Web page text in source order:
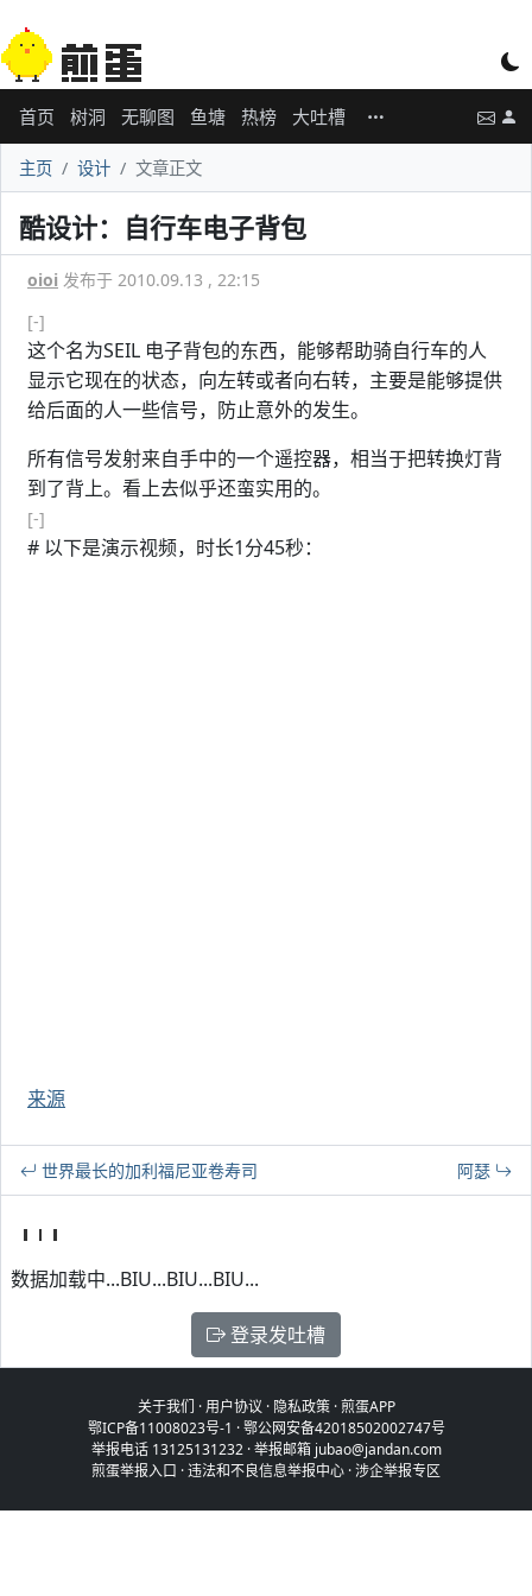
首页 树洞 无聊图 鱼塘 热榜 大吐槽
主页 设计 文章正文
酷设计：自行车电子背包
oioi 发布于 2010.09.13 , 22:15
[-]
这个名为SEIL 电子背包的东西，能够帮助骑自行车的人
显示它现在的状态，向左转或者向右转，主要是能够提供
给后面的人一些信号，防止意外的发生。
所有信号发射来自手中的一个遥控器，相当于把转换灯背
到了背上。看上去似乎还蛮实用的。
[-]
# 以下是演示视频，时长1分45秒：
来源
世界最长的加利福尼亚卷寿司 阿瑟
数据加载中...BIU...BIU...BIU...
登录发吐槽
关于我们 ·用户协议 · 隐私政策·煎蛋APP
鄂ICP备11008023号-1 ·鄂公网安备42018502002747号
举报电话 13125131232 · 举报邮箱 jubao@jandan.com
煎蛋举报入口 ·违法和不良信息举报中心 ·涉企举报专区